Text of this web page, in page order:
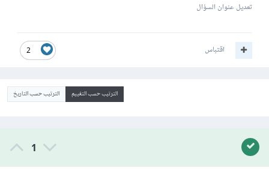
تعديل عنوان السؤال
2 اقتباس
الترتيب حسب التقييم الترتيب حسب التاريخ
1